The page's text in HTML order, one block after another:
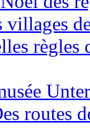
règles
routes